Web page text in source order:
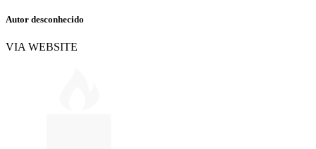
Autor desconhecido
VIA WEBSITE